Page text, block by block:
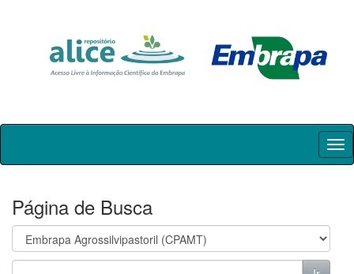
Skip
Página de Busca